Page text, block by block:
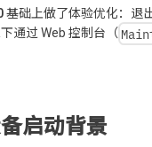
基础上做了体验优化：退
通过 Web 控制台（
启动背景